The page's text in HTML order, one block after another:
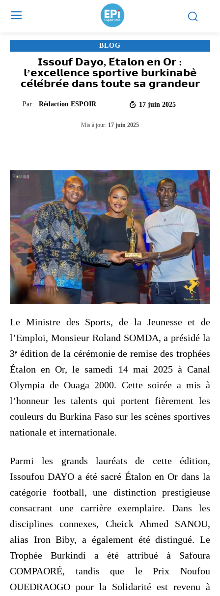
BLOG
𝗜𝘀𝘀𝗼𝘂𝗳 𝗗𝗮𝘆𝗼, 𝗘́𝘁𝗮𝗹𝗼𝗻 𝗲𝗻 𝗢𝗿 :
𝗹’𝗲𝘅𝗰𝗲𝗹𝗹𝗲𝗻𝗰𝗲 𝘀𝗽𝗼𝗿𝘁𝗶𝘃𝗲 𝗯𝘂𝗿𝗸𝗶𝗻𝗮𝗯𝗲̀
𝗰𝗲́𝗹𝗲́𝗯𝗿𝗲́𝗲 𝗱𝗮𝗻𝘀 𝘁𝗼𝘂𝘁𝗲 𝘀𝗮 𝗴𝗿𝗮𝗻𝗱𝗲𝘂𝗿
Par: Rédaction ESPOIR 17 juin 2025
Mis à jour: 17 juin 2025
Le Ministre des Sports, de la Jeunesse et de
l’Emploi, Monsieur Roland SOMDA, a présidé la
3ᵉ édition de la cérémonie de remise des trophées
Étalon en Or, le samedi 14 mai 2025 à Canal
Olympia de Ouaga 2000. Cette soirée a mis à
l’honneur les talents qui portent fièrement les
couleurs du Burkina Faso sur les scènes sportives
nationale et internationale.
Parmi les grands lauréats de cette édition,
Issoufou DAYO a été sacré Étalon en Or dans la
catégorie football, une distinction prestigieuse
consacrant une carrière exemplaire. Dans les
disciplines connexes, Cheick Ahmed SANOU,
alias Iron Biby, a également été distingué. Le
Trophée Burkindi a été attribué à Safoura
COMPAORÉ, tandis que le Prix Noufou
OUEDRAOGO pour la Solidarité est revenu à